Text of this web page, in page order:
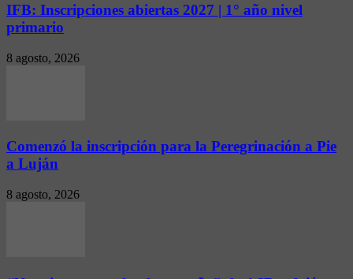
IFB: Inscripciones abiertas 2027 | 1° año nivel
primario
8 agosto, 2026
Comenzó la inscripción para la Peregrinación a Pie
a Luján
8 agosto, 2026